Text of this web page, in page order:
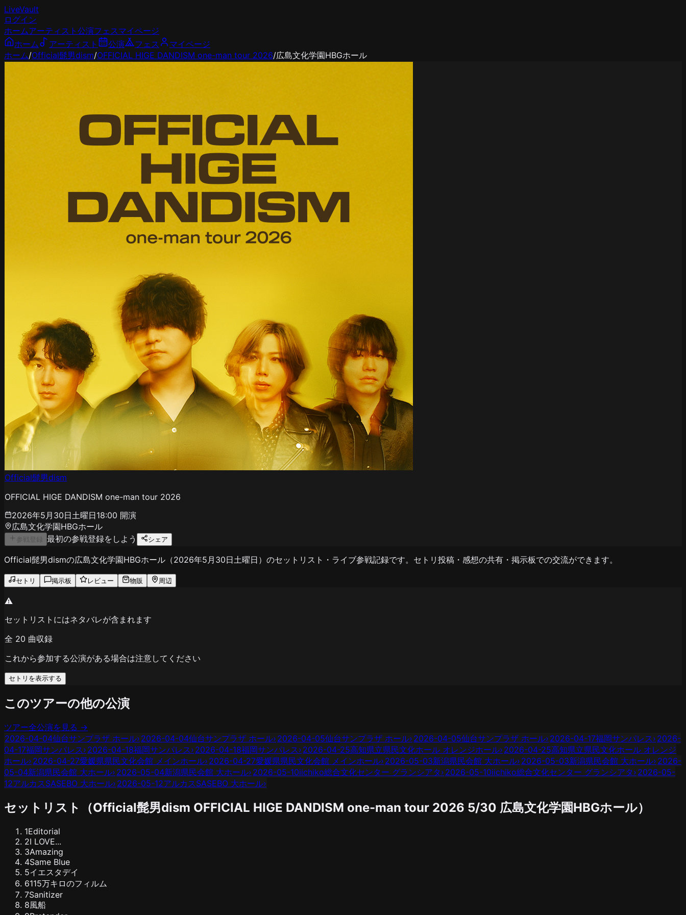
LiveVault
ログイン
ホームアーティスト 公演フェスマイページ
ホーム
アーティスト 公演 フェス
マイページ
ホーム/Official髭男dism/OFFICIAL HIGE DANDISM one-man tour 2026/広島文化学園HBGホール
Official髭男dism
OFFICIAL HIGE DANDISM one-man tour 2026
2026年5月30日土曜日18:00 開演
広島文化学園HBGホール
参戦登録 最初の参戦登録をしよう シェア
Official髭男dismの広島文化学園HBGホール（2026年5月30日土曜日）のセットリスト・ライブ参戦記録です。セトリ投稿・感想の共有・掲示板での交流ができます。
セトリ 掲示板 レビュー 物販 周辺
⚠️
セットリストにはネタバレが含まれます
全 20 曲収録
これから参加する公演がある場合は注意してください
セトリを表示する
このツアーの他の公演
ツアー全公演を見る →
2026-04-04仙台サンプラザ ホール› 2026-04-04仙台サンプラザ ホール› 2026-04-05仙台サンプラザ ホール› 2026-04-05仙台サンプラザ ホール› 2026-04-17福岡サンパレス› 2026-
04-17福岡サンパレス› 2026-04-18福岡サンパレス› 2026-04-18福岡サンパレス› 2026-04-25高知県立県民文化ホール オレンジホール› 2026-04-25高知県立県民文化ホール オレンジ
ホール› 2026-04-27愛媛県県民文化会館 メインホール› 2026-04-27愛媛県県民文化会館 メインホール› 2026-05-03新潟県民会館 大ホール› 2026-05-03新潟県民会館 大ホール› 2026-
05-04新潟県民会館 大ホール› 2026-05-04新潟県民会館 大ホール› 2026-05-10iichiko総合文化センター グランシアタ› 2026-05-10iichiko総合文化センター グランシアタ› 2026-05-
12アルカスSASEBO 大ホール› 2026-05-12アルカスSASEBO 大ホール›
セットリスト（Official髭男dism OFFICIAL HIGE DANDISM one-man tour 2026 5/30 広島文化学園HBGホール）
1Editorial
2I LOVE...
3Amazing
4Same Blue
5イエスタデイ
6115万キロのフィルム
7Sanitizer
8風船